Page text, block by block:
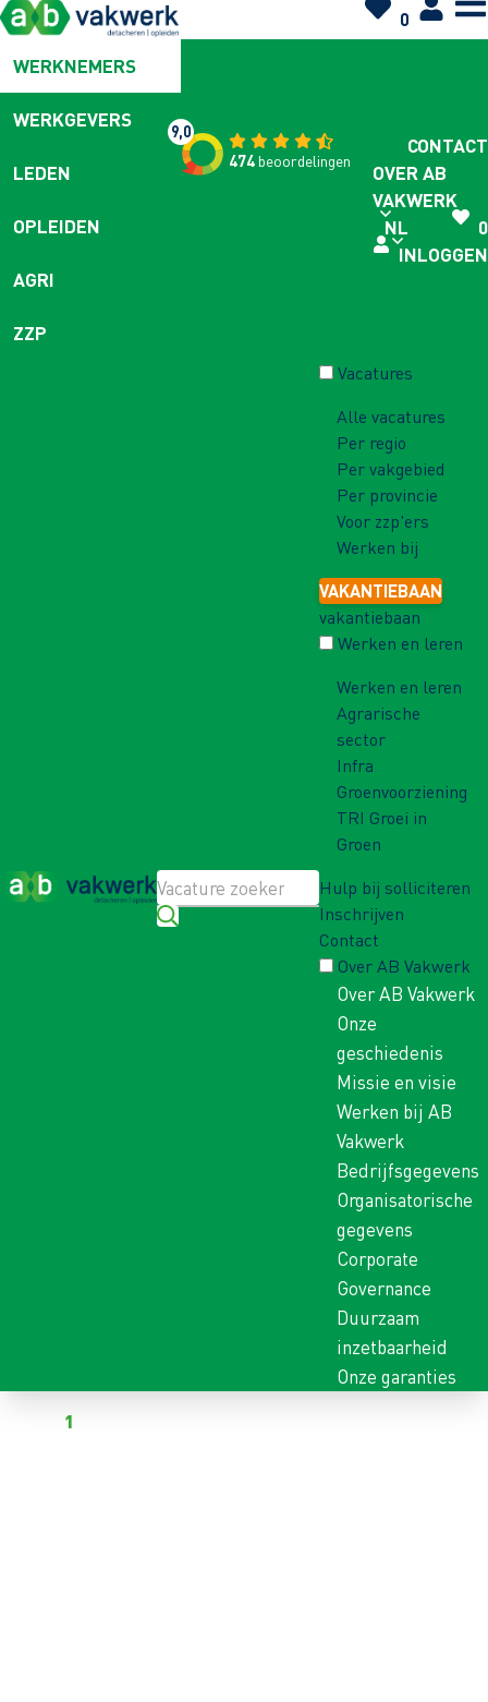
0
WERKNEMERS
WERKGEVERS
LEDEN
OPLEIDEN
AGRI
ZZP
9,0
474beoordelingen
CONTACT
OVER AB
VAKWERK
NL
0
INLOGGEN
Vacatures
Alle vacatures
Per regio
Per vakgebied
Per provincie
Voor zzp'ers
Werken bij
VAKANTIEBAAN
vakantiebaan
Werken en leren
Werken en leren
Agrarische
sector
Infra
Groenvoorziening
TRI Groei in
Groen
Hulp bij solliciteren
Inschrijven
Contact
Over AB Vakwerk
Over AB Vakwerk
Onze
geschiedenis
Missie en visie
Werken bij AB
Vakwerk
Bedrijfsgegevens
Organisatorische
gegevens
Corporate
Governance
Duurzaam
inzetbaarheid
Onze garanties
1